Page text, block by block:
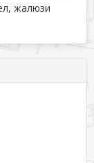
жалюзи